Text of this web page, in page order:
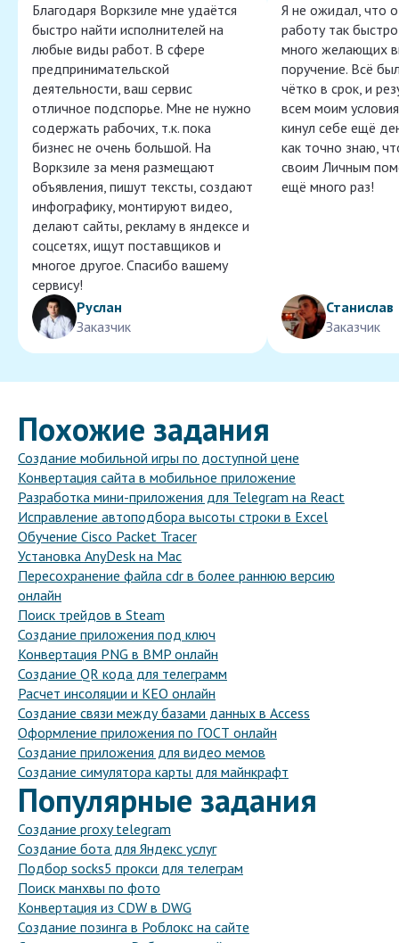
Благодаря Воркзиле мне удаётся
быстро найти исполнителей на
любые виды работ. В сфере
предпринимательской
деятельности, ваш сервис
отличное подспорье. Мне не нужно
содержать рабочих, т.к. пока
бизнес не очень большой. На
Воркзиле за меня размещают
объявления, пишут тексты, создают
инфографику, монтируют видео,
делают сайты, рекламу в яндексе и
соцсетях, ищут поставщиков и
многое другое. Спасибо вашему
сервису!
Руслан
Заказчик
Я не ожидал, что
работу так
много желающих
поручение. Всё
чётко в срок, и
всем моим
кинул себе ещё
как точно знаю,
своим Личным
ещё много раз!
Станислав
Заказчик
Похожие задания
Создание мобильной игры по доступной цене
Конвертация сайта в мобильное приложение
Разработка мини-приложения для Telegram на React
Исправление автоподбора высоты строки в Excel
Обучение Cisco Packet Tracer
Установка AnyDesk на Mac
Пересохранение файла cdr в более раннюю версию
онлайн
Поиск трейдов в Steam
Создание приложения под ключ
Конвертация PNG в BMP онлайн
Создание QR кода для телеграмм
Расчет инсоляции и КЕО онлайн
Создание связи между базами данных в Access
Оформление приложения по ГОСТ онлайн
Создание приложения для видео мемов
Создание симулятора карты для майнкрафт
Популярные задания
Создание proxy telegram
Создание бота для Яндекс услуг
Подбор socks5 прокси для телеграм
Поиск манхвы по фото
Конвертация из CDW в DWG
Создание позинга в Роблокс на сайте